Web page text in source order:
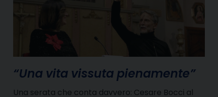
“Una vita vissuta pienamente”
Una serata che conta davvero: Cesare Bocci al